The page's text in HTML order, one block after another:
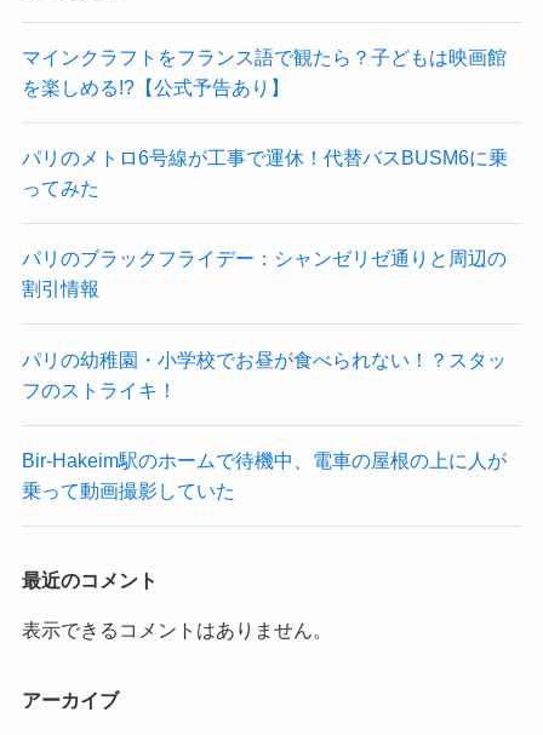
マインクラフトをフランス語で観たら？子どもは映画館
を楽しめる!?【公式予告あり】
パリのメトロ6号線が工事で運休！代替バスBUSM6に乗
ってみた
パリのブラックフライデー：シャンゼリゼ通りと周辺の
割引情報
パリの幼稚園・小学校でお昼が食べられない！？スタッ
フのストライキ！
Bir-Hakeim駅のホームで待機中、電車の屋根の上に人が
乗って動画撮影していた
最近のコメント
表示できるコメントはありません。
アーカイブ